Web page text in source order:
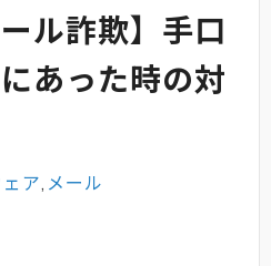
ル詐欺】手口
あった時の対
ア, メール